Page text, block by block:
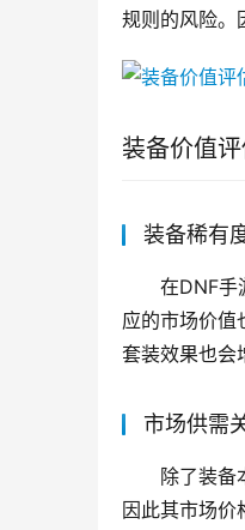
规则的风险。
装备价值
装备稀有
在DNF手
应的市场价值
套装效果也会
市场供需
除了装备
因此其市场